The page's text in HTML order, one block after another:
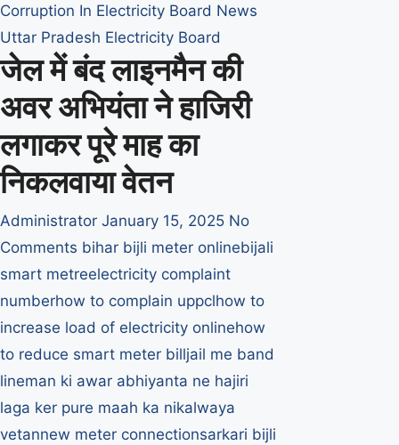
Corruption In Electricity Board News
Uttar Pradesh Electricity Board
जेल में बंद लाइनमैन की
अवर अभियंता ने हाजिरी
लगाकर पूरे माह का
निकलवाया वेतन
Administrator January 15, 2025 No
Comments bihar bijli meter onlinebijali
smart metreelectricity complaint
numberhow to complain uppclhow to
increase load of electricity onlinehow
to reduce smart meter billjail me band
lineman ki awar abhiyanta ne hajiri
laga ker pure maah ka nikalwaya
vetannew meter connectionsarkari bijli